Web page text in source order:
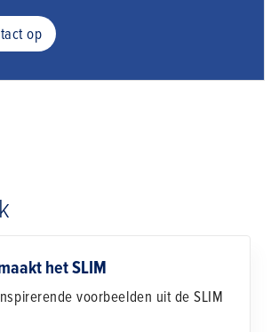
op
het SLIM
voorbeelden uit de SLIM